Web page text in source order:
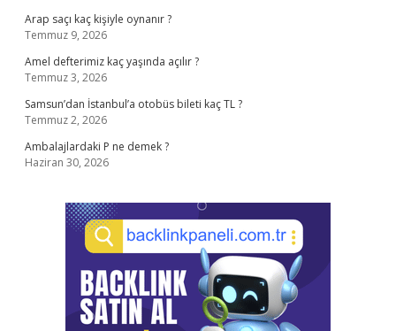
Arap saçı kaç kişiyle oynanır ?
Temmuz 9, 2026
Amel defterimiz kaç yaşında açılır ?
Temmuz 3, 2026
Samsun’dan İstanbul’a otobüs bileti kaç TL ?
Temmuz 2, 2026
Ambalajlardaki P ne demek ?
Haziran 30, 2026